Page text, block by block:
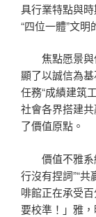
具行業特點與
“四位一體”文明
焦點愿景
顯了以誠信為
任務“成績建筑
社會各界搭建
了價值原點。
價值不雅系
行沒有捏詞”“
啡館正在承受
要校準！」雅